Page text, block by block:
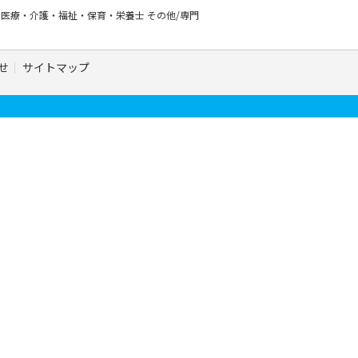
医療・介護・福祉・保育・栄養士 その他/専門
サイトマップ